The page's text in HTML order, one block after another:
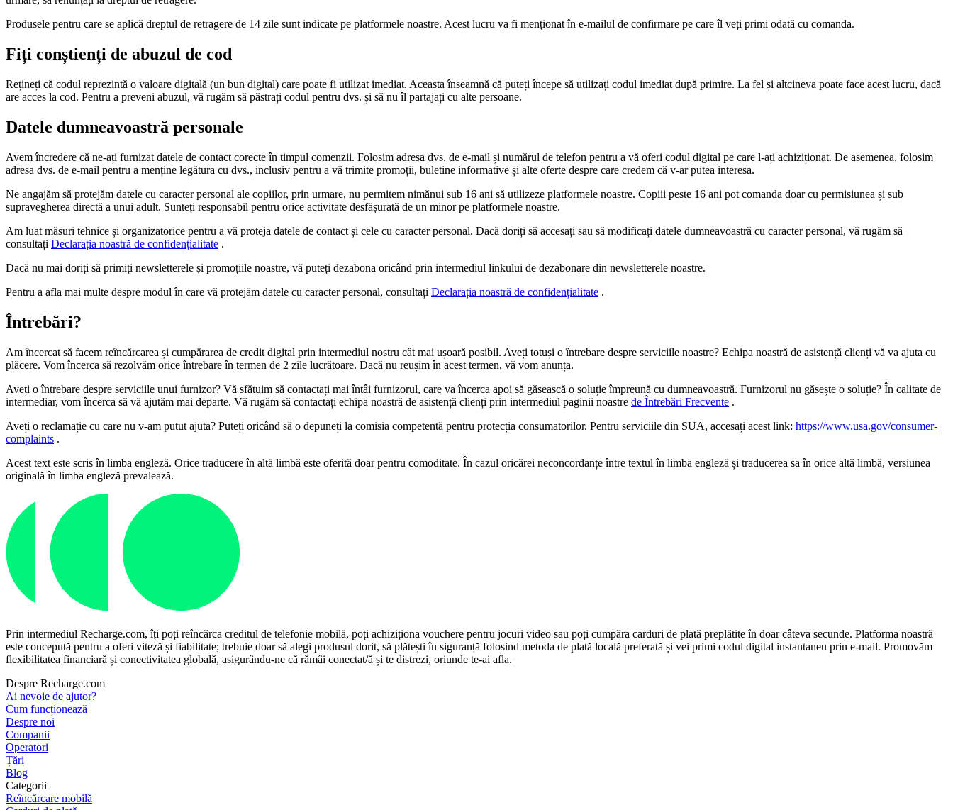
Produsele pentru care se aplică dreptul de retragere de 14 zile sunt indicate pe platformele noastre. Acest lucru va fi menționat în e-mailul de confirmare pe care îl veți primi odată cu comanda.
Fiți conștienți de abuzul de cod
Rețineți că codul reprezintă o valoare digitală (un bun digital) care poate fi utilizat imediat. Aceasta înseamnă că puteți începe să utilizați codul imediat după primire. La fel și altcineva poate face acest lucru, dacă
are acces la cod. Pentru a preveni abuzul, vă rugăm să păstrați codul pentru dvs. și să nu îl partajați cu alte persoane.
Datele dumneavoastră personale
Avem încredere că ne-ați furnizat datele de contact corecte în timpul comenzii. Folosim adresa dvs. de e-mail și numărul de telefon pentru a vă oferi codul digital pe care l-ați achiziționat. De asemenea, folosim
adresa dvs. de e-mail pentru a menține legătura cu dvs., inclusiv pentru a vă trimite promoții, buletine informative și alte oferte despre care credem că v-ar putea interesa.
Ne angajăm să protejăm datele cu caracter personal ale copiilor, prin urmare, nu permitem nimănui sub 16 ani să utilizeze platformele noastre. Copiii peste 16 ani pot comanda doar cu permisiunea și sub
supravegherea directă a unui adult. Sunteți responsabil pentru orice activitate desfășurată de un minor pe platformele noastre.
Am luat măsuri tehnice și organizatorice pentru a vă proteja datele de contact și cele cu caracter personal. Dacă doriți să accesați sau să modificați datele dumneavoastră cu caracter personal, vă rugăm să
consultați Declarația noastră de confidențialitate .
Dacă nu mai doriți să primiți newsletterele și promoțiile noastre, vă puteți dezabona oricând prin intermediul linkului de dezabonare din newsletterele noastre.
Pentru a afla mai multe despre modul în care vă protejăm datele cu caracter personal, consultați Declarația noastră de confidențialitate .
Întrebări?
Am încercat să facem reîncărcarea și cumpărarea de credit digital prin intermediul nostru cât mai ușoară posibil. Aveți totuși o întrebare despre serviciile noastre? Echipa noastră de asistență clienți vă va ajuta cu
plăcere. Vom încerca să rezolvăm orice întrebare în termen de 2 zile lucrătoare. Dacă nu reușim în acest termen, vă vom anunța.
Aveți o întrebare despre serviciile unui furnizor? Vă sfătuim să contactați mai întâi furnizorul, care va încerca apoi să găsească o soluție împreună cu dumneavoastră. Furnizorul nu găsește o soluție? În calitate de
intermediar, vom încerca să vă ajutăm mai departe. Vă rugăm să contactați echipa noastră de asistență clienți prin intermediul paginii noastre de Întrebări Frecvente .
Aveți o reclamație cu care nu v-am putut ajuta? Puteți oricând să o depuneți la comisia competentă pentru protecția consumatorilor. Pentru serviciile din SUA, accesați acest link: https://www.usa.gov/consumer-
complaints .
Acest text este scris în limba engleză. Orice traducere în altă limbă este oferită doar pentru comoditate. În cazul oricărei neconcordanțe între textul în limba engleză și traducerea sa în orice altă limbă, versiunea
originală în limba engleză prevalează.
Prin intermediul Recharge.com, îți poți reîncărca creditul de telefonie mobilă, poți achiziționa vouchere pentru jocuri video sau poți cumpăra carduri de plată preplătite în doar câteva secunde. Platforma noastră
este concepută pentru a oferi viteză și fiabilitate; trebuie doar să alegi produsul dorit, să plătești în siguranță folosind metoda de plată locală preferată și vei primi codul digital instantaneu prin e-mail. Promovăm
flexibilitatea financiară și conectivitatea globală, asigurându-ne că rămâi conectat/ă și te distrezi, oriunde te-ai afla.
Despre Recharge.com
Ai nevoie de ajutor?
Cum funcționează
Despre noi
Companii
Operatori
Țări
Blog
Categorii
Reîncărcare mobilă